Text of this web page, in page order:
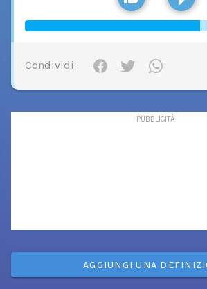
Condividi
AGGIUNGI UNA